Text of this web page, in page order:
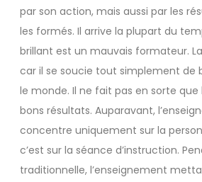
par son action, mais aussi par les
les formés. Il arrive la plupart du
brillant est un mauvais formateur.
car il se soucie tout simplement de
le monde. Il ne fait pas en sorte
bons résultats. Auparavant,
concentre uniquement sur la
c’est sur la séance d’instruction.
traditionnelle, l’enseignement